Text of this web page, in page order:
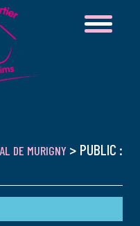
DE MURIGNY > PUBLIC :